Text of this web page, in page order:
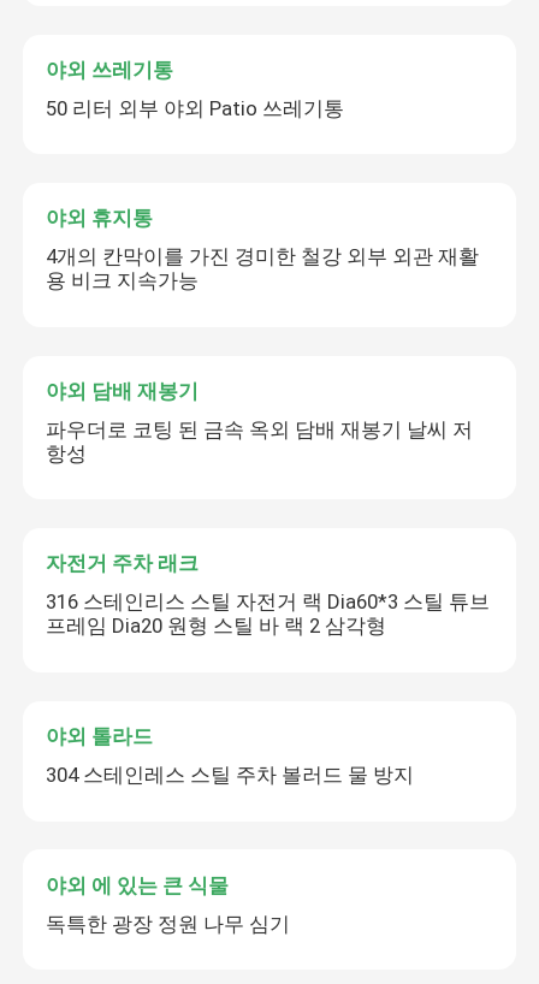
야외 쓰레기통
50 리터 외부 야외 Patio 쓰레기통
야외 휴지통
4개의 칸막이를 가진 경미한 철강 외부 외관 재활
용 비크 지속가능
야외 담배 재봉기
파우더로 코팅 된 금속 옥외 담배 재봉기 날씨 저
항성
자전거 주차 래크
316 스테인리스 스틸 자전거 랙 Dia60*3 스틸 튜브
프레임 Dia20 원형 스틸 바 랙 2 삼각형
야외 톨라드
304 스테인레스 스틸 주차 볼러드 물 방지
야외 에 있는 큰 식물
독특한 광장 정원 나무 심기